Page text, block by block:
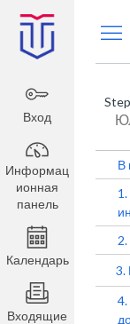
панель
Вход
Информац
ионная
панель
Календарь
Входящие
В
3.